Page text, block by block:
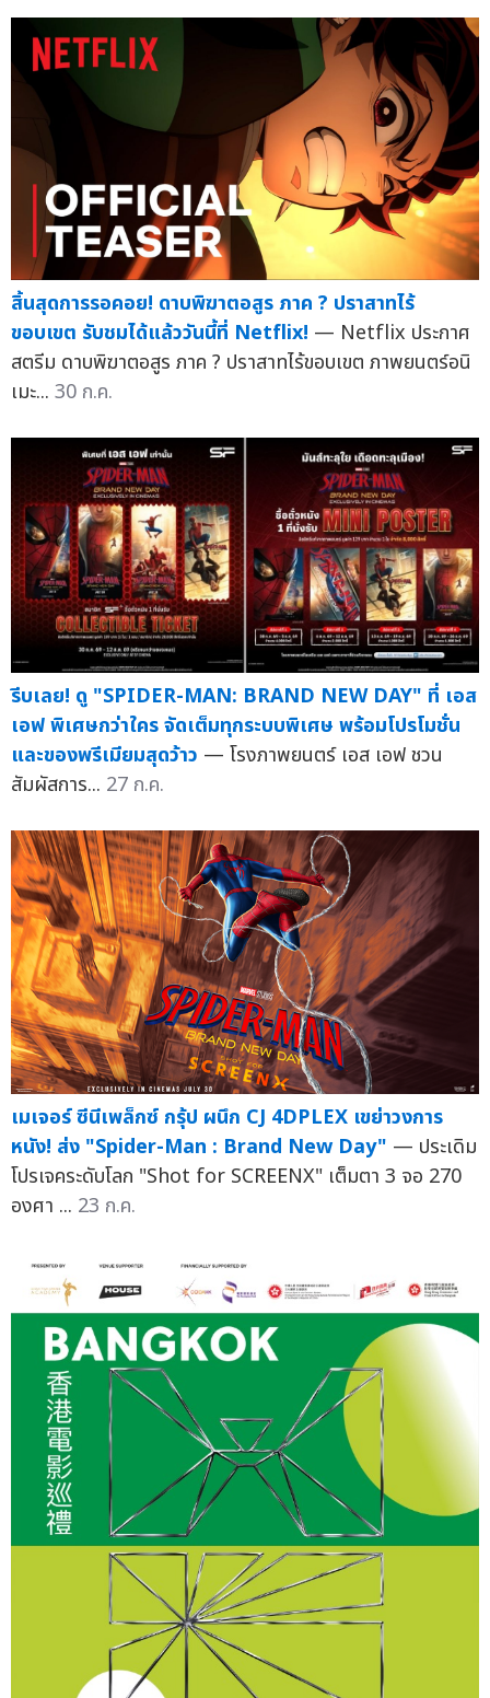
สิ้นสุดการรอคอย! ดาบพิฆาตอสูร ภาค ? ปราสาทไร้
ขอบเขต รับชมได้แล้ววันนี้ที่ Netflix! — Netflix ประกาศ
สตรีม ดาบพิฆาตอสูร ภาค ? ปราสาทไร้ขอบเขต ภาพยนตร์อนิ
เมะ... 30 ก.ค.
รีบเลย! ดู "SPIDER-MAN: BRAND NEW DAY" ที่ เอส
เอฟ พิเศษกว่าใคร จัดเต็มทุกระบบพิเศษ พร้อมโปรโมชั่น
และของพรีเมียมสุดว้าว — โรงภาพยนตร์ เอส เอฟ ชวน
สัมผัสการ... 27 ก.ค.
เมเจอร์ ซีนีเพล็กซ์ กรุ้ป ผนึก CJ 4DPLEX เขย่าวงการ
หนัง! ส่ง "Spider-Man : Brand New Day" — ประเดิม
โปรเจคระดับโลก "Shot for SCREENX" เต็มตา 3 จอ 270
องศา ... 23 ก.ค.